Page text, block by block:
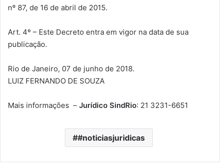
nº 87, de 16 de abril de 2015.
Art. 4º – Este Decreto entra em vigor na data de sua
publicação.
Rio de Janeiro, 07 de junho de 2018.
LUIZ FERNANDO DE SOUZA
Mais informações – Jurídico SindRio: 21 3231-6651
#noticiasjuridicas